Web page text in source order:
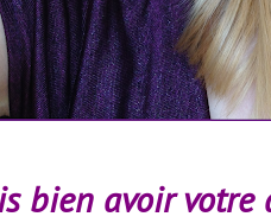
bien avoir